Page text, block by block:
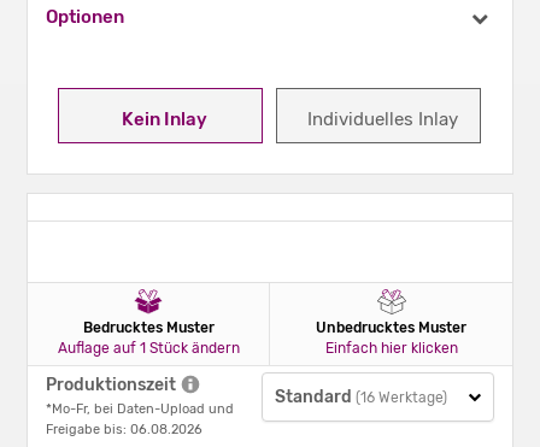
Kein Inlay Individuelles Inlay
Optionen
Bedrucktes Muster
Auflage auf 1 Stück ändern
Unbedrucktes Muster
Einfach hier klicken
Produktionszeit
*Mo-Fr, bei Daten-Upload und
Freigabe bis: 06.08.2026
Standard (16 Werktage)